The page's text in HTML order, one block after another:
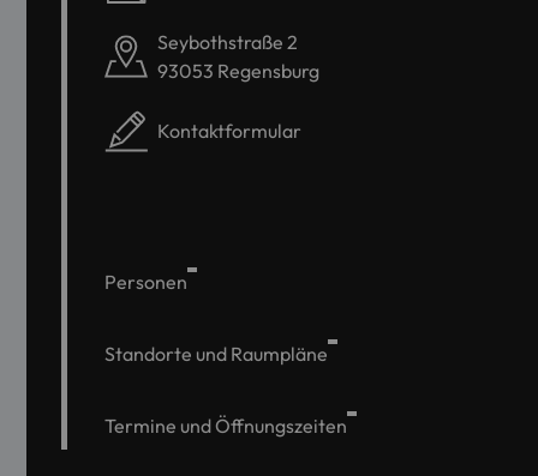
Seybothstraße 2
93053 Regensburg
Kontaktformular
Personen
Standorte und Raumpläne
Termine und Öffnungszeiten